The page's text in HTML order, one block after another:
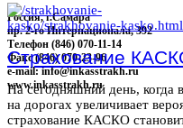
Россия, г.Самара
пр. 2-го Интернационала, 392
Телефон (846) 070-11-14
Факс (846) 070-23-96
e-mail: info@inkasstrakh.ru
www.inkasstrakh.ru
Страхование
На сегодняшний день, когда
на дорогах увеличивает
страхование КАСКО